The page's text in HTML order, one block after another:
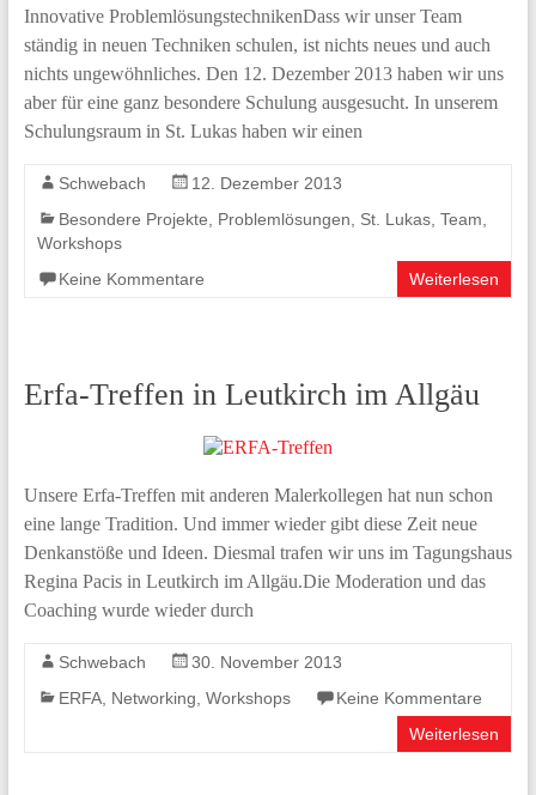
Innovative ProblemlösungstechnikenDass wir unser Team
ständig in neuen Techniken schulen, ist nichts neues und auch
nichts ungewöhnliches. Den 12. Dezember 2013 haben wir uns
aber für eine ganz besondere Schulung ausgesucht. In unserem
Schulungsraum in St. Lukas haben wir einen
Schwebach
12. Dezember 2013
Besondere Projekte
Problemlösungen St. Lukas, Team
Workshops
Keine Kommentare
Weiterlesen
Erfa-Treffen in Leutkirch im Allgäu
Unsere Erfa-Treffen mit anderen Malerkollegen hat nun schon
eine lange Tradition. Und immer wieder gibt diese Zeit neue
Denkanstöße und Ideen. Diesmal trafen wir uns im Tagungshaus
Regina Pacis in Leutkirch im Allgäu.Die Moderation und das
Coaching wurde wieder durch
Schwebach
30. November 2013
ERFA, Networking Workshops
Keine Kommentare
Weiterlesen